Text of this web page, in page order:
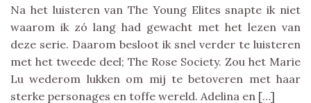
Na het luisteren van The Young Elites snapte ik niet
waarom ik zó lang had gewacht met het lezen van
deze serie. Daarom besloot ik snel verder te luisteren
met het tweede deel; The Rose Society. Zou het Marie
Lu wederom lukken om mij te betoveren met haar
sterke personages en toffe wereld. Adelina en […]